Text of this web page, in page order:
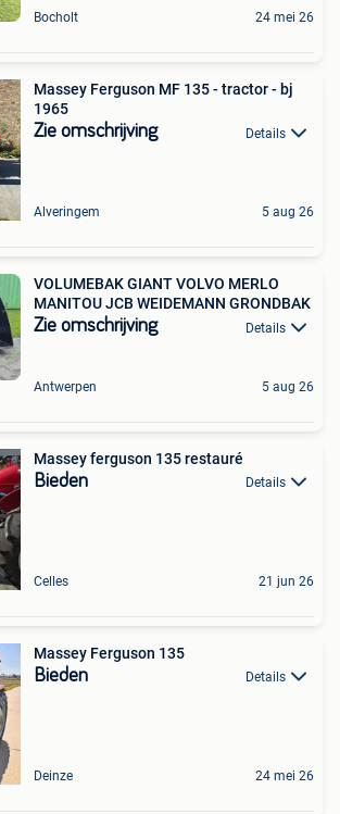
Bocholt 24 mei 26
Massey Ferguson MF 135 - tractor - bj
1965
Zie omschrijving Details
Alveringem 5 aug 26
VOLUMEBAK GIANT VOLVO MERLO
MANITOU JCB WEIDEMANN GRONDBAK
Zie omschrijving Details
Antwerpen 5 aug 26
Massey ferguson 135 restauré
Bieden Details
Celles 21 jun 26
Massey Ferguson 135
Bieden Details
Deinze 24 mei 26